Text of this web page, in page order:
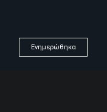
Ηλεκτρονική κλειδαριά
Ενημερώθηκα